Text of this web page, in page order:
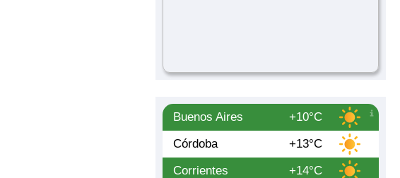
Buenos Aires
+10°C
Córdoba
+13°C
Corrientes
+14°C